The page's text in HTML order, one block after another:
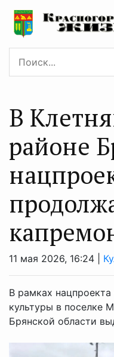
В
районе
11 мая 2026, 16:24 |
В рамках
культуры в поселке
Брянской области